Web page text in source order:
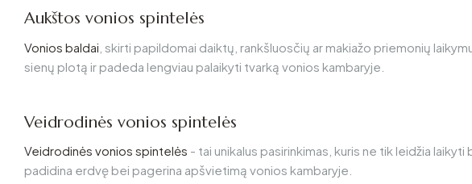
Aukštos vonios spintelės
Vonios baldai , skirti papildomai daiktų, rankšluosčių ar makiažo priemonių
sienų plotą ir padeda lengviau palaikyti tvarką vonios kambaryje.
Veidrodinės vonios spintelės
Veidrodinės vonios spintelės - tai unikalus pasirinkimas, kuris ne tik leidžia
padidina erdvę bei pagerina apšvietimą vonios kambaryje.